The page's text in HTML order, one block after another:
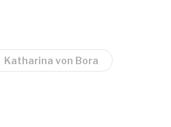
Katharina von Bora